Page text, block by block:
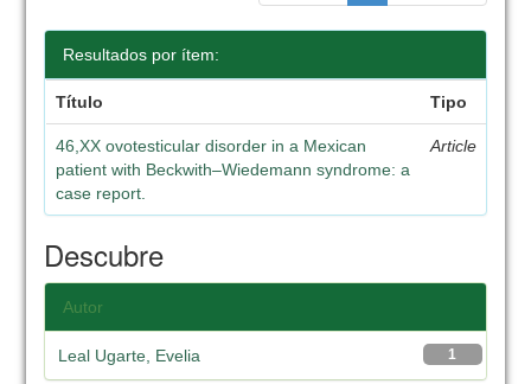
Resultados por ítem:
Título Tipo
46,XX ovotesticular disorder in a Mexican
patient with Beckwith–Wiedemann syndrome: a
case report.
Article
Descubre
Autor
1
Leal Ugarte, Evelia